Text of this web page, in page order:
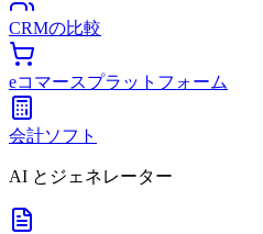
CRMの比較
eコマースプラットフォーム
会計ソフト
AI とジェネレーター